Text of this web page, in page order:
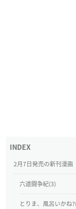
2月7日発売の新刊漫画
六道闘争紀(3)
とりま、風呂いかね